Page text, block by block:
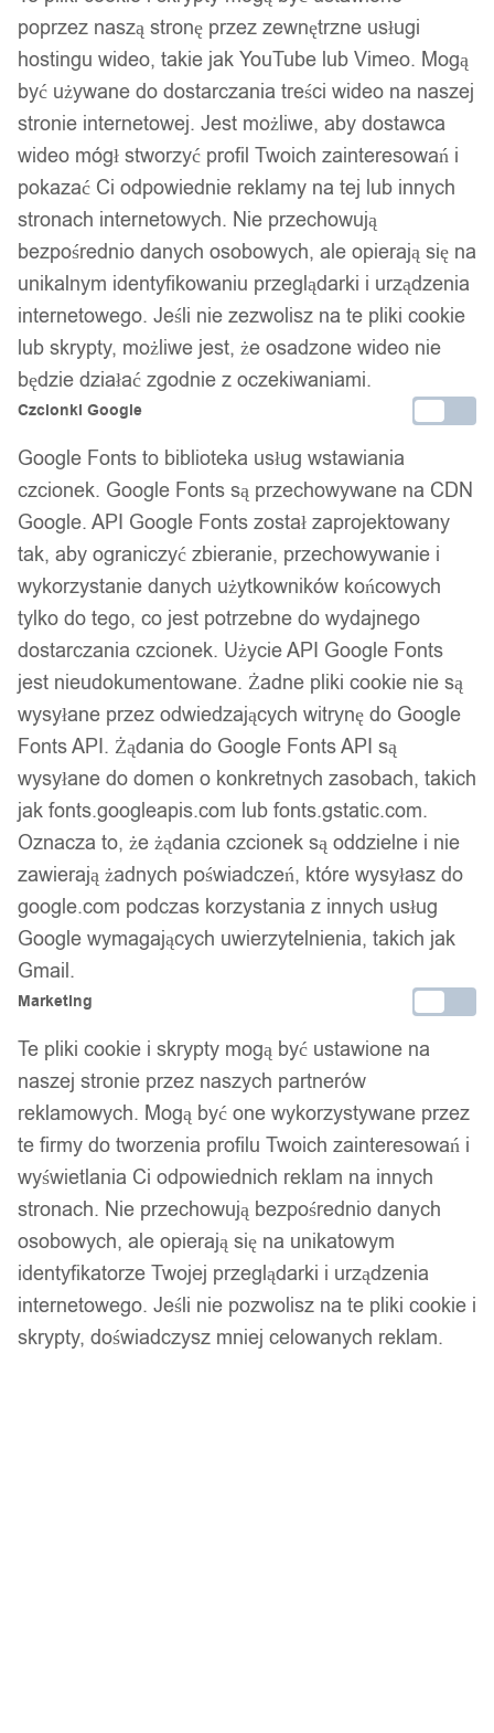
/ 6
Torebka damska skórzana
na ramię kuferek eko modna
zł
Darmowa dostawa od 90 zł
Dostawa w 24h
Zamówienia złożone do 14:00 wysyłamy tego samego dnia.
Dostawa w 24h
Zamówienia złożone do 14:00 wysyłamy tego samego dnia.
Kod produktu:HB01
Dostępny w magazynie - szybka dostawa
Dodaj do koszyka
Zamówienia złożone do 14:00 w dni robocze wysyłamy tego
samego dnia.
14 dni na zwrot
Gwarancja producenta
Wsparcie w zakupie
Podobne produkty
poprzez naszą stronę przez zewnętrzne usługi
hostingu wideo, takie jak YouTube lub Vimeo. Mogą
być używane do dostarczania treści wideo na naszej
stronie internetowej. Jest możliwe, aby dostawca
wideo mógł stworzyć profil Twoich zainteresowań i
pokazać Ci odpowiednie reklamy na tej lub innych
stronach internetowych. Nie przechowują
bezpośrednio danych osobowych, ale opierają się na
unikalnym identyfikowaniu przeglądarki i urządzenia
internetowego. Jeśli nie zezwolisz na te pliki cookie
lub skrypty, możliwe jest, że osadzone wideo nie
będzie działać zgodnie z oczekiwaniami.
Czcionki Google
Google Fonts to biblioteka usług wstawiania
czcionek. Google Fonts są przechowywane na CDN
Google. API Google Fonts został zaprojektowany
tak, aby ograniczyć zbieranie, przechowywanie i
wykorzystanie danych użytkowników końcowych
tylko do tego, co jest potrzebne do wydajnego
dostarczania czcionek. Użycie API Google Fonts
jest nieudokumentowane. Żadne pliki cookie nie są
wysyłane przez odwiedzających witrynę do Google
Fonts API. Żądania do Google Fonts API są
wysyłane do domen o konkretnych zasobach, takich
jak fonts.googleapis.com lub fonts.gstatic.com.
Oznacza to, że żądania czcionek są oddzielne i nie
zawierają żadnych poświadczeń, które wysyłasz do
google.com podczas korzystania z innych usług
Google wymagających uwierzytelnienia, takich jak
Gmail.
Marketing
Te pliki cookie i skrypty mogą być ustawione na
naszej stronie przez naszych partnerów
reklamowych. Mogą być one wykorzystywane przez
te firmy do tworzenia profilu Twoich zainteresowań i
wyświetlania Ci odpowiednich reklam na innych
stronach. Nie przechowują bezpośrednio danych
osobowych, ale opierają się na unikatowym
identyfikatorze Twojej przeglądarki i urządzenia
internetowego. Jeśli nie pozwolisz na te pliki cookie i
skrypty, doświadczysz mniej celowanych reklam.